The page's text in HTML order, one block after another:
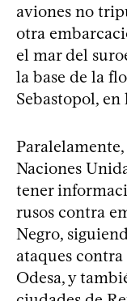
aviones no
otra
el mar del
la base de la
Sebastopol,
Naciones
tener
rusos contra
Negro,
ataques
Odesa, y